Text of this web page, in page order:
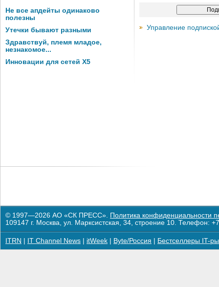
Не все апдейты одинаково
полезны
Утечки бывают разными
Здравствуй, племя младое,
незнакомое...
Инновации для сетей X5
Управление
© 1997—2026 АО «СК ПРЕСС». Политика конфиденциальности
109147 г. Москва, ул. Марксистская, 34, строение 10. Телефон:
ITRN IT Channel News itWeek Byte/Россия Бестселлеры IT-